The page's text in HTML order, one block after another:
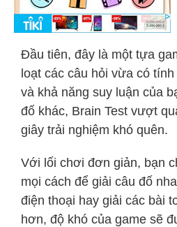
Đầu tiên, đây là một tựa
loạt các câu hỏi vừa có
và khả năng suy luận của
đố khác, Brain Test vượt
giây trải nghiệm khó quên.
Với lối chơi đơn giản, bạn
mọi cách để giải câu đố
điện thoại hay giải các bài
hơn, độ khó của game sẽ